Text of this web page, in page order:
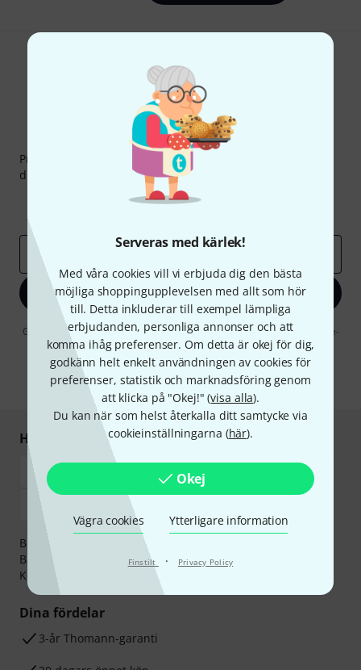
Serveras med kärlek!
Med våra cookies vill vi erbjuda dig den bästa
möjliga shoppingupplevelsen med allt som hör
till. Detta inkluderar till exempel lämpliga
erbjudanden, personliga annonser och att
komma ihåg preferenser. Om detta är okej för dig,
godkänn helt enkelt användningen av cookies för
preferenser, statistik och marknadsföring genom
att klicka på "Okej!" (visa alla).
Du kan när som helst återkalla ditt samtycke via
cookieinställningarna (här).
Okej
Vägra cookies Ytterligare information
Finstilt · Privacy Policy
Thomann nyhetsbrev
Prenumererar på Thomanns Nyhetsbrev på engelska och
du kan med lite tur vinna en50 kupong
Inspirerande inlägg
E-postadress
Registrera dig nu
Genom att klicka på "Registrera dig nu" samtycker jag till att ta emot e-
postreklam. Avregistrering är möjlig när som helst. Du finner mer
information om nyhetsbrevet i vårsekretesspolicy.
* Nödvändig
Handla och betala säkert
Betalningen kan göras tryggt och säkert med
Banköverföring, PayPal,Klarna Direktbetalning
Kreditkort.
Dina fördelar
3-år Thomann-garanti